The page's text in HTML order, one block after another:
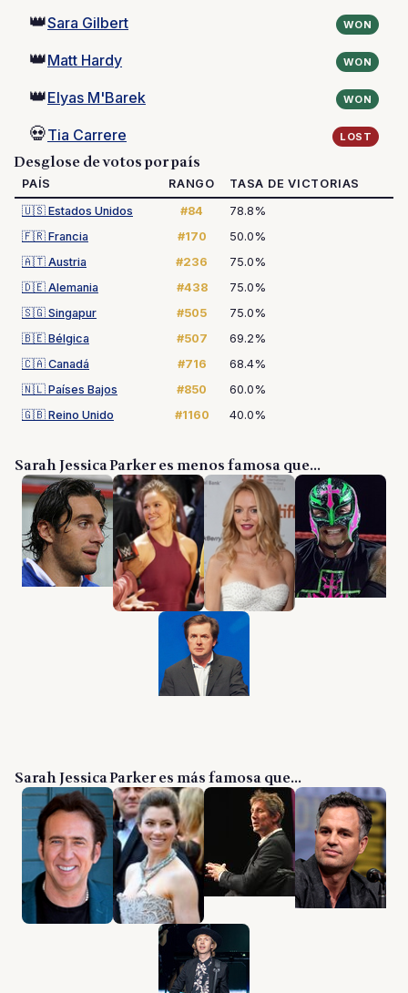
👑Sara Gilbert WON
👑Matt Hardy WON
👑Elyas M'Barek WON
💀Tia Carrere LOST
Desglose de votos por país
PAÍS RANGO
TASA DE VICTORIAS
🇺🇸 Estados Unidos #84
78.8%
🇫🇷 Francia #170
50.0%
🇦🇹 Austria #236
75.0%
🇩🇪 Alemania #438
75.0%
🇸🇬 Singapur #505
75.0%
🇧🇪 Bélgica #507
69.2%
🇨🇦 Canadá #716
68.4%
🇳🇱 Países Bajos #850
60.0%
🇬🇧 Reino Unido #1160 40.0%
Sarah Jessica Parker es menos famosa que...
Sarah Jessica Parker es más famosa que...